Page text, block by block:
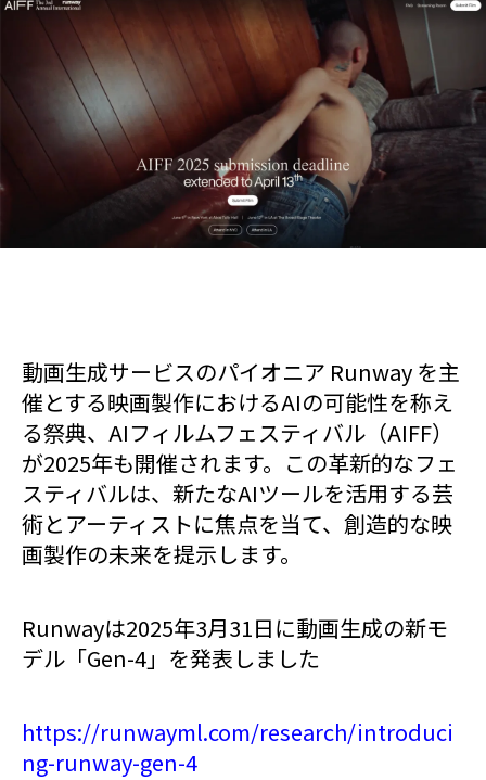
動画生成サービスのパイオニア Runway を主
催とする映画製作におけるAIの可能性を称え
る祭典、AIフィルムフェスティバル（AIFF）
が2025年も開催されます。この革新的なフェ
スティバルは、新たなAIツールを活用する芸
術とアーティストに焦点を当て、創造的な映
画製作の未来を提示します。
Runwayは2025年3月31日に動画生成の新モ
デル「Gen-4」を発表しました
https://runwayml.com/research/introduci
ng-runway-gen-4